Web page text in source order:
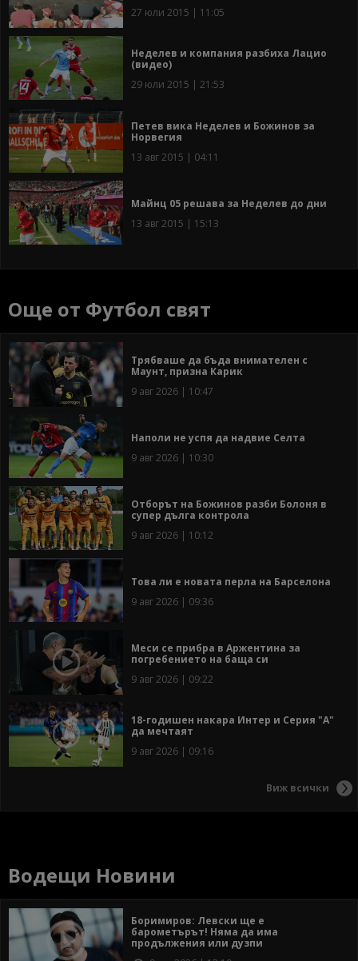
27 юли 2015 | 11:05
Неделев и компания разбиха Лацио
(видео)
29 юли 2015 | 21:53
Петев вика Неделев и Божинов за
Норвегия
13 авг 2015 | 04:11
Майнц 05 решава за Неделев до дни
13 авг 2015 | 15:13
Още от Футбол свят
Трябваше да бъда внимателен с
Маунт, призна Карик
9 авг 2026 | 10:47
Наполи не успя да надвие Селта
9 авг 2026 | 10:30
Отборът на Божинов разби Болоня в
супер дълга контрола
9 авг 2026 | 10:12
Това ли е новата перла на Барселона
9 авг 2026 | 09:36
Меси се прибра в Аржентина за
погребението на баща си
9 авг 2026 | 09:22
18-годишен накара Интер и Серия "А"
да мечтаят
9 авг 2026 | 09:16
Виж всички
Водещи Новини
Боримиров: Левски ще е
барометърът! Няма да има
продължения или дузпи